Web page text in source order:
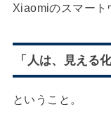
Xiaomiのスマート
「人は、見える
ということ。